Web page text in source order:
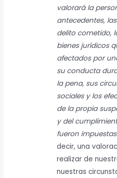
valorará la
antecedentes,
delito cometido,
bienes jurídicos
afectados por
su conducta
la pena, sus
sociales y los
de la propia
y del
fueron
decir, una
realizar de
nuestras